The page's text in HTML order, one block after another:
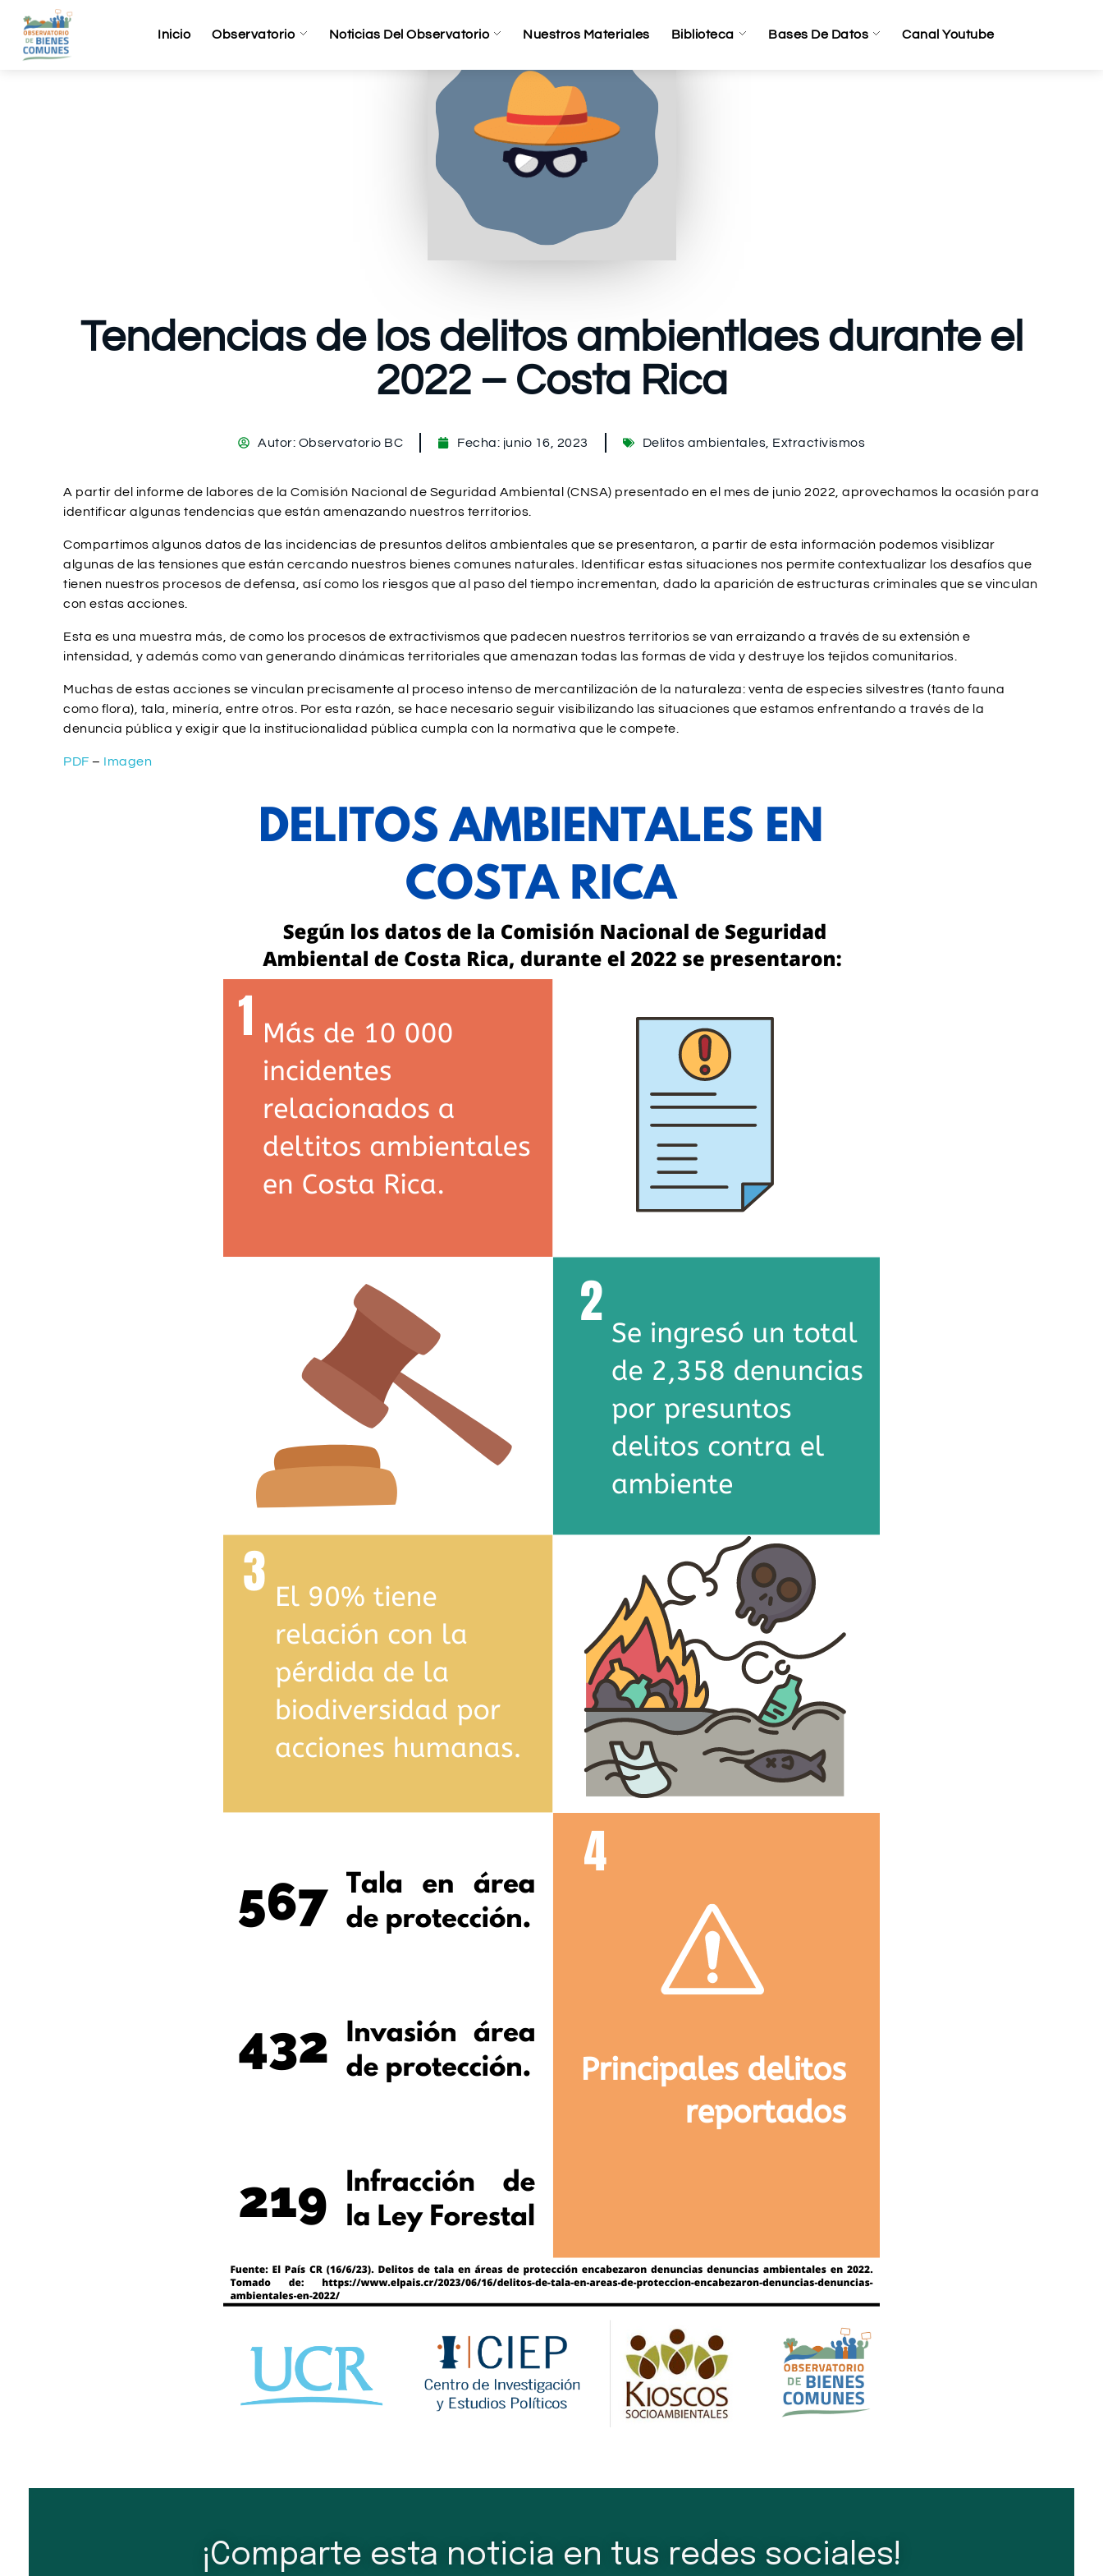
Inicio Observatorio Noticias Del Observatorio Nuestros Materiales Biblioteca Bases De Datos Canal Youtube
Tendencias de los delitos ambientlaes durante el
2022 – Costa Rica
Autor: Observatorio BC Fecha: junio 16, 2023 Delitos ambientales Extractivismos
A partir del informe de labores de la Comisión Nacional de Seguridad Ambiental (CNSA) presentado en el mes de junio 2022, aprovechamos la ocasión para
identificar algunas tendencias que están amenazando nuestros territorios.
Compartimos algunos datos de las incidencias de presuntos delitos ambientales que se presentaron, a partir de esta información podemos visiblizar
algunas de las tensiones que están cercando nuestros bienes comunes naturales. Identificar estas situaciones nos permite contextualizar los desafíos que
tienen nuestros procesos de defensa, así como los riesgos que al paso del tiempo incrementan, dado la aparición de estructuras criminales que se vinculan
con estas acciones.
Esta es una muestra más, de como los procesos de extractivismos que padecen nuestros territorios se van erraizando a través de su extensión e
intensidad, y además como van generando dinámicas territoriales que amenazan todas las formas de vida y destruye los tejidos comunitarios.
Muchas de estas acciones se vinculan precisamente al proceso intenso de mercantilización de la naturaleza: venta de especies silvestres (tanto fauna
como flora), tala, minería, entre otros. Por esta razón, se hace necesario seguir visibilizando las situaciones que estamos enfrentando a través de la
denuncia pública y exigir que la institucionalidad pública cumpla con la normativa que le compete.
PDF – Imagen
¡Comparte esta noticia en tus redes sociales!